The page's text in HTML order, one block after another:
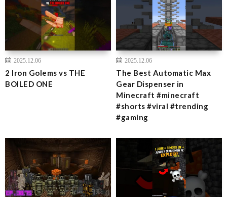
2025.12.06
2 Iron Golems vs THE
BOILED ONE
2025.12.06
The Best Automatic Max
Gear Dispenser in
Minecraft #minecraft
#shorts #viral #trending
#gaming